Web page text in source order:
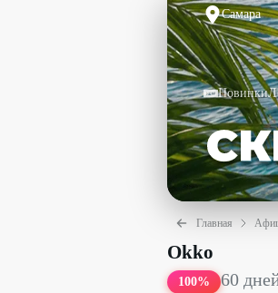
Самара
Новинки
Главная
60 дней доступа
Okko
100% 60